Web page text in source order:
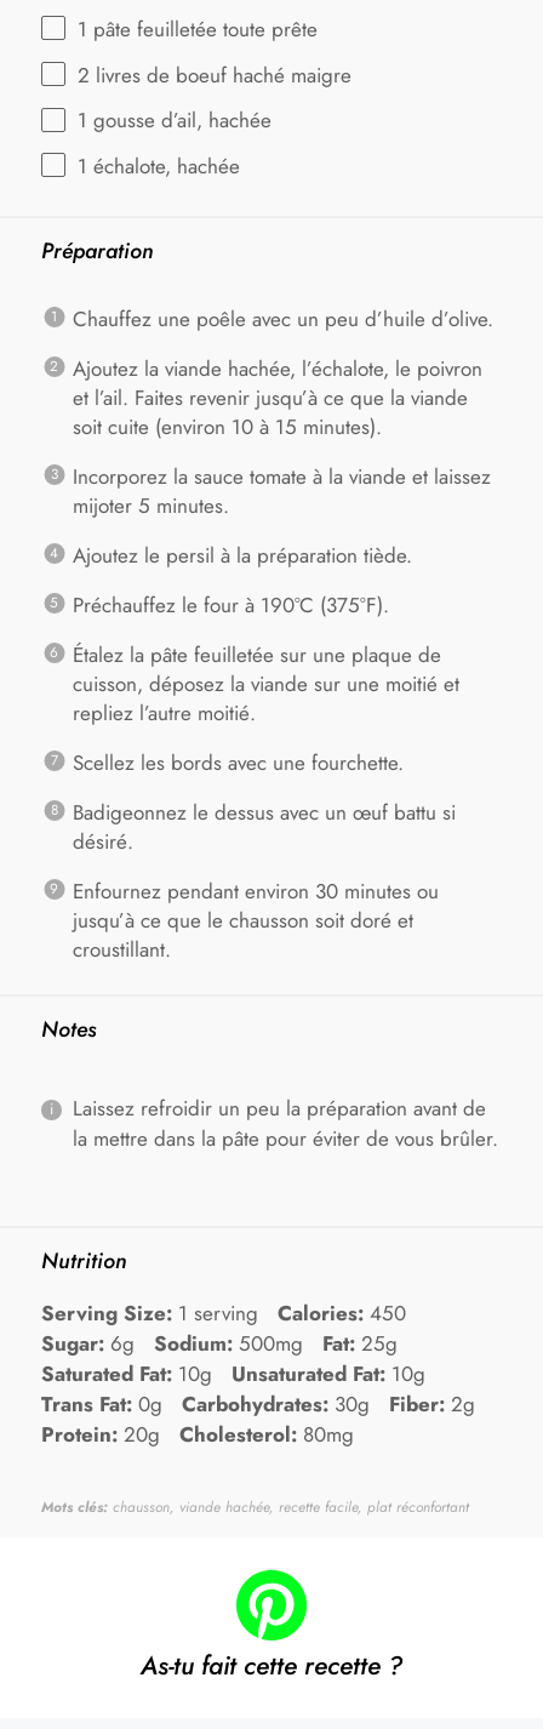
1 pâte feuilletée toute prête
2 livres de boeuf haché maigre
1 gousse d’ail, hachée
1 échalote, hachée
Préparation
Chauffez une poêle avec un peu d’huile d’olive.
Ajoutez la viande hachée, l’échalote, le poivron
et l’ail. Faites revenir jusqu’à ce que la viande
soit cuite (environ 10 à 15 minutes).
Incorporez la sauce tomate à la viande et laissez
mijoter 5 minutes.
Ajoutez le persil à la préparation tiède.
Préchauffez le four à 190°C (375°F).
Étalez la pâte feuilletée sur une plaque de
cuisson, déposez la viande sur une moitié et
repliez l’autre moitié.
Scellez les bords avec une fourchette.
Badigeonnez le dessus avec un œuf battu si
désiré.
Enfournez pendant environ 30 minutes ou
jusqu’à ce que le chausson soit doré et
croustillant.
Notes
Laissez refroidir un peu la préparation avant de
la mettre dans la pâte pour éviter de vous brûler.
Nutrition
Serving Size: 1 serving Calories: 450
Sugar: 6g Sodium: 500mg Fat: 25g
Saturated Fat: 10g Unsaturated Fat: 10g
Trans Fat: 0g Carbohydrates: 30g Fiber: 2g
Protein: 20g Cholesterol: 80mg
Mots clés: chausson, viande hachée, recette facile, plat réconfortant
As-tu fait cette recette ?